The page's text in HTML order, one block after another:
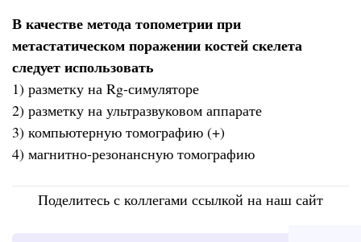
В качестве метода топометрии при
метастатическом поражении костей скелета
следует использовать
1) разметку на Rg-симуляторе
2) разметку на ультразвуковом аппарате
3) компьютерную томографию (+)
4) магнитно-резонансную томографию
Поделитесь с коллегами ссылкой на наш сайт